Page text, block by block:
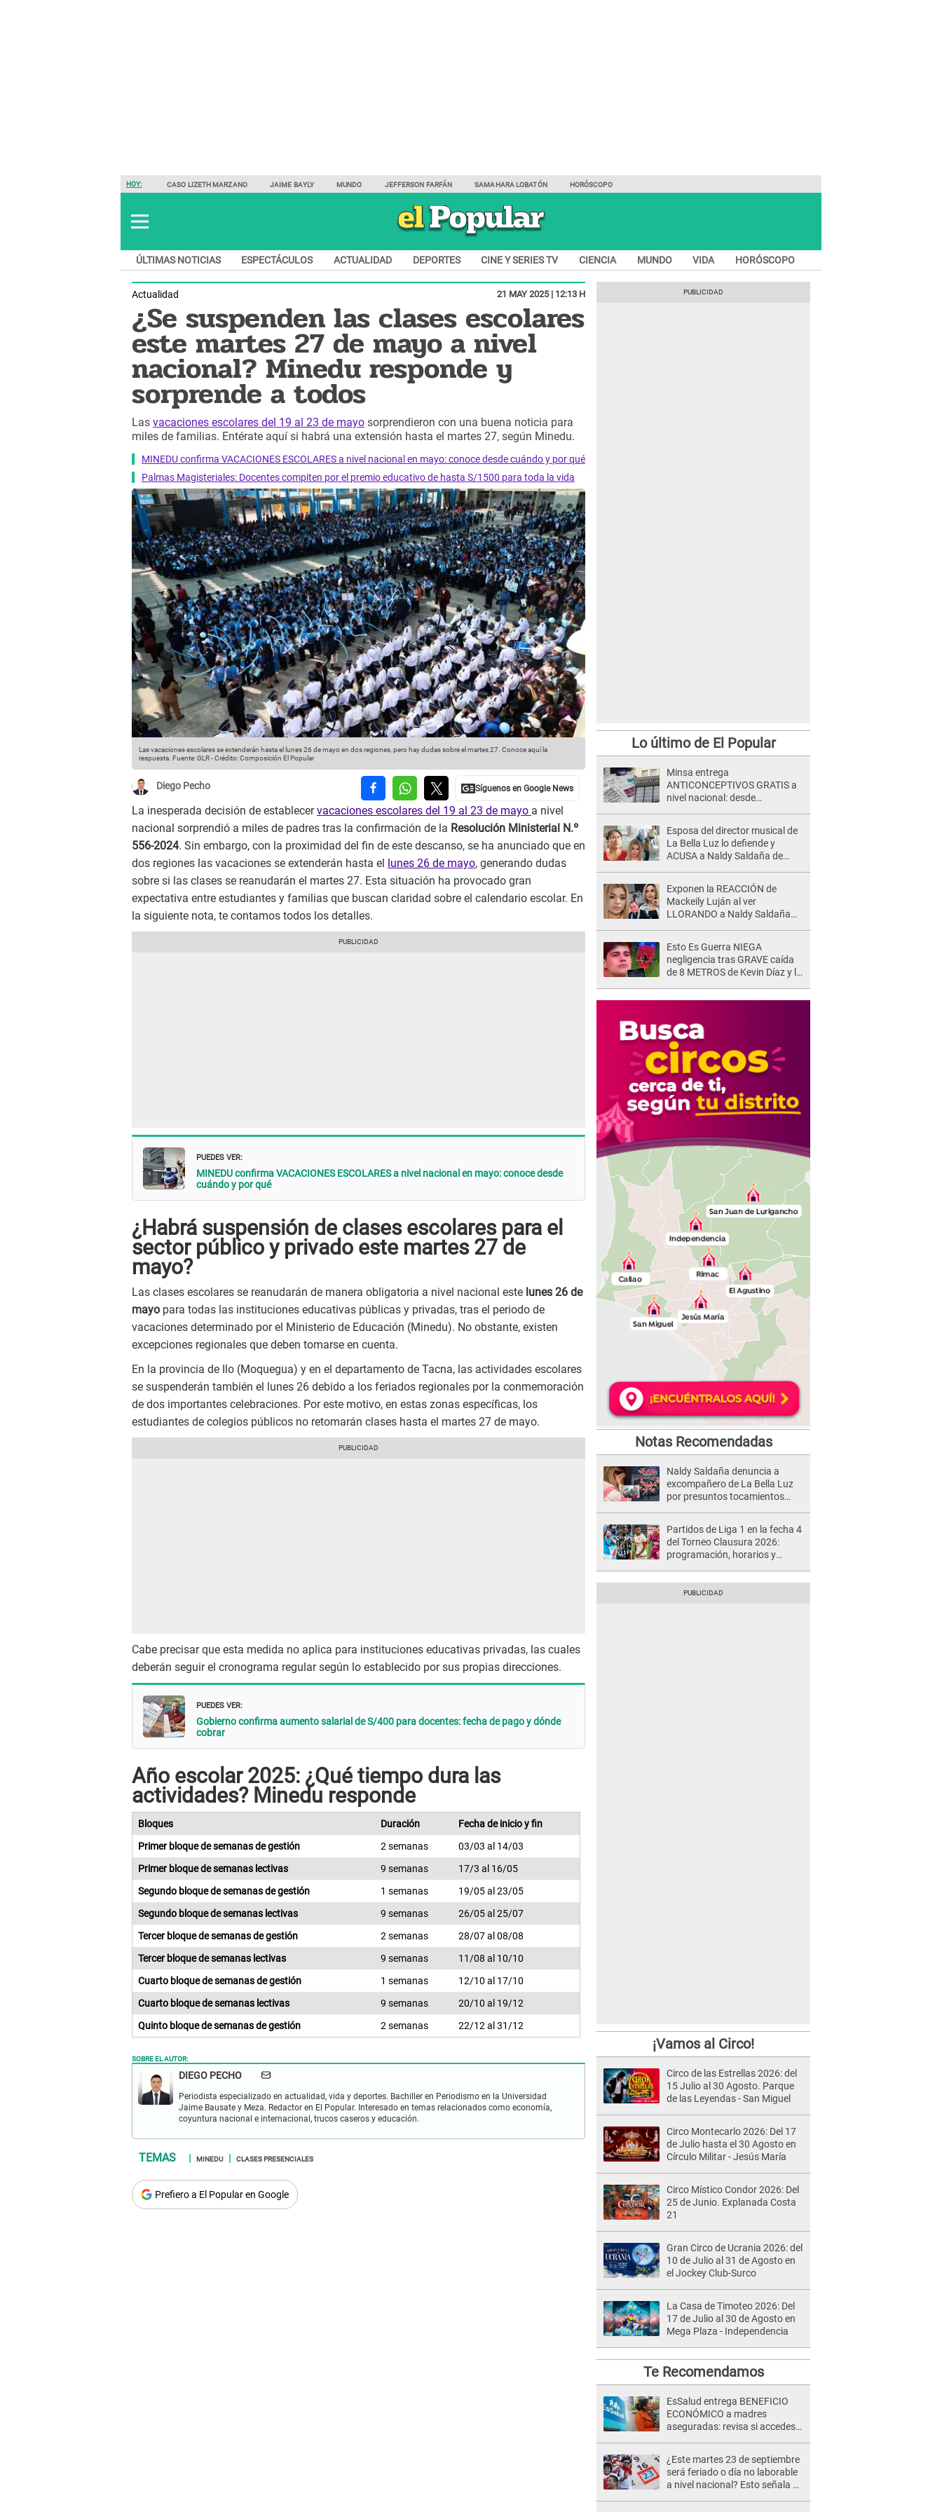
HOY: CASO LIZETH MARZANO JAIME BAYLY MUNDO JEFFERSON FARFÁN SAMAHARA LOBATÓN HORÓSCOPO
ÚLTIMAS NOTICIAS ESPECTÁCULOS ACTUALIDAD DEPORTES CINE Y SERIES TV CIENCIA MUNDO VIDA HORÓSCOPO
Actualidad 21 MAY 2025 | 12:13 H
¿Se suspenden las clases escolares
este martes 27 de mayo a nivel
nacional? Minedu responde y
sorprende a todos
Las vacaciones escolares del 19 al 23 de mayo sorprendieron con una buena noticia para
miles de familias. Entérate aquí si habrá una extensión hasta el martes 27, según Minedu.
MINEDU confirma VACACIONES ESCOLARES a nivel nacional en mayo: conoce desde cuándo y por qué
Palmas Magisteriales: Docentes compiten por el premio educativo de hasta S/1500 para toda la vida
Las vacaciones escolares se extenderán hasta el lunes 26 de mayo en dos regiones, pero hay dudas sobre el martes 27. Conoce aquí la
respuesta. Fuente: GLR-Crédito: Composición El Popular
Diego Pecho
La inesperada decisión de establecervacaciones escolares del 19 al 23 de mayo a nivel
nacional sorprendió a miles de padres tras la confirmación de la Resolución Ministerial N.º
556-2024. Sin embargo, con la proximidad del fin de este descanso, se ha anunciado que en
dos regiones las vacaciones se extenderán hasta el
lunes 26 de mayo, generando dudas
sobre si las clases se reanudarán el martes 27. Esta situación ha provocado gran
expectativa entre estudiantes y familias que buscan claridad sobre el calendario escolar. En
la siguiente nota, te contamos todos los detalles.
PUEDES VER:
MINEDU confirma VACACIONES ESCOLARES a nivel nacional en mayo: conoce desde
cuándo y por qué
¿Habrá suspensión de clases escolares para el
sector público y privado este martes 27 de
mayo?
Las clases escolares se reanudarán de manera obligatoria a nivel nacional este lunes 26 de
mayo para todas las instituciones educativas públicas y privadas, tras el periodo de
vacaciones determinado por el Ministerio de Educación (Minedu). No obstante, existen
excepciones regionales que deben tomarse en cuenta.
En la provincia de Ilo (Moquegua) y en el departamento de Tacna, las actividades escolares
se suspenderán también el lunes 26 debido a los feriados regionales por la conmemoración
de dos importantes celebraciones. Por este motivo, en estas zonas específicas, los
estudiantes de colegios públicos no retomarán clases hasta el martes 27 de mayo.
Cabe precisar que esta medida no aplica para instituciones educativas privadas, las cuales
deberán seguir el cronograma regular según lo establecido por sus propias direcciones.
PUEDES VER:
Gobierno confirma aumento salarial de S/400 para docentes: fecha de pago y dónde
cobrar
Año escolar 2025: ¿Qué tiempo dura las
actividades? Minedu responde
Bloques Duración
Fecha de inicio y fin
Primer bloque de semanas de gestión
2 semanas
03/03 al 14/03
Primer bloque de semanas lectivas
9 semanas
17/3 al 16/05
Segundo bloque de semanas de gestión
1 semanas
19/05 al 23/05
Segundo bloque de semanas lectivas
9 semanas
26/05 al 25/07
Tercer bloque de semanas de gestión
2 semanas
28/07 al 08/08
Tercer bloque de semanas lectivas
9 semanas
11/08 al 10/10
Cuarto bloque de semanas de gestión
1 semanas
12/10 al 17/10
Cuarto bloque de semanas lectivas
9 semanas
20/10 al 19/12
Quinto bloque de semanas de gestión
2 semanas 22/12 al 31/12
SOBRE EL AUTOR:
DIEGO PECHO
Periodista especializado en actualidad, vida y deportes. Bachiller en Periodismo en la Universidad
Jaime Bausate y Meza. Redactor en El Popular. Interesado en temas relacionados como economía,
coyuntura nacional e internacional, trucos caseros y educación.
MINEDU CLASES PRESENCIALES
Prefiero a El Popular en Google
Lo último de El Popular
Minsa entrega
ANTICONCEPTIVOS GRATIS a
nivel nacional: desde
Esposa del director musical de
La Bella Luz lo defiende y
ACUSA a Naldy Saldaña de
Exponen la REACCIÓN de
Mackeily Luján al ver
LLORANDO a Naldy Saldaña
Esto Es Guerra NIEGA
negligencia tras GRAVE caída
de 8 METROS de Kevin Díaz y lo
Notas Recomendadas
Naldy Saldaña denuncia a
excompañero de La Bella Luz
por presuntos tocamientos
Partidos de Liga 1 en la fecha 4
del Torneo Clausura 2026:
programación, horarios y
¡Vamos al Circo!
Circo de las Estrellas 2026: del
15 Julio al 30 Agosto. Parque
de las Leyendas - San Miguel
Circo Montecarlo 2026: Del 17
de Julio hasta el 30 Agosto en
Círculo Militar - Jesús María
Circo Místico Condor 2026: Del
25 de Junio. Explanada Costa
21
Gran Circo de Ucrania 2026: del
10 de Julio al 31 de Agosto en
el Jockey Club-Surco
La Casa de Timoteo 2026: Del
17 de Julio al 30 de Agosto en
Mega Plaza - Independencia
Te Recomendamos
EsSalud entrega BENEFICIO
ECONÓMICO a madres
aseguradas: revisa si accedes
¿Este martes 23 de septiembre
será feriado o día no laborable
a nivel nacional? Esto señala El